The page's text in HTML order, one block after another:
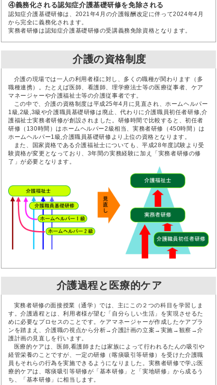
④義務化される認知症介護基礎研修を免除される
認知症介護基礎研修は、2021年4月の介護報酬改定に伴って2024年4月
から完全に義務化されます。
実務者研修は認知症介護基礎研修の受講義務免除資格となります。
介護の資格制度
介護の現場では一人の利用者様に対し、多くの職種が関わります（多
職種連携）。たとえば医師、看護師、理学療法士等の医療従事者、ケア
マネージャーや介護福祉士等の介護従事者です。
この中で、介護の資格制度は平成25年4月に見直され、ホームヘルパー
1級,2級,3級や介護職員基礎研修は廃止、代わりに介護職員初任者研修,介
護福祉士実務者研修が創設されました。研修時間で比較すると、初任者
研修（130時間）はホームヘルパー2級相当、実務者研修（450時間）は
ホームヘルパー1級,介護職員基礎研修より上位の資格となります。
また、国家資格である介護福祉士についても、平成28年度試験より受
験資格が変更となっており、3年間の実務経験に加え「実務者研修の修
了」が必要となります。
介護過程と医療的ケア
実務者研修の面接授業（通学）では、主にこの２つの科目を学習しま
す。介護過程とは、利用者様が望む「自分らしい生活」を実現させるた
めに必要なプロセスのことです。ケアマネージャーが作成したケアプラ
ンを踏まえ、介護職の視点から分析→介護計画の立案→実施→観察→介
護計画の見直しを行います。
医療的ケアは、医師,看護師または家族によって行われるたんの吸引や
経管栄養のことですが、一定の研修（喀痰吸引等研修）を受けた介護職
員もそれらの行為を実施できるようになりました。実務者研修で学ぶ医
療的ケアは、喀痰吸引等研修が「基本研修」と「実地研修」から成るう
ち、「基本研修」に相当します。